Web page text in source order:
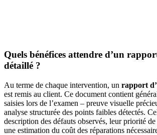
Quels bénéfices attendre d’un
détaillé ?
Au terme de chaque intervention, un rapport
est remis au client. Ce document contient
saisies lors de l’examen – preuve visuelle
analyse structurée des points faibles détectés.
description des défauts observés, leur priorité
une estimation du coût des réparations